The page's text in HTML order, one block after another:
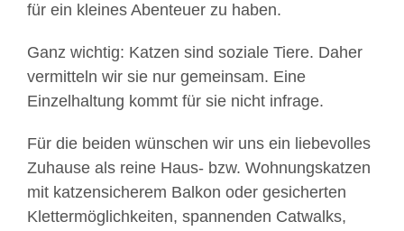
für ein kleines Abenteuer zu haben.
Ganz wichtig: Katzen sind soziale Tiere. Daher
vermitteln wir sie nur gemeinsam. Eine
Einzelhaltung kommt für sie nicht infrage.
Für die beiden wünschen wir uns ein liebevolles
Zuhause als reine Haus- bzw. Wohnungskatzen
mit katzensicherem Balkon oder gesicherten
Klettermöglichkeiten, spannenden Catwalks,